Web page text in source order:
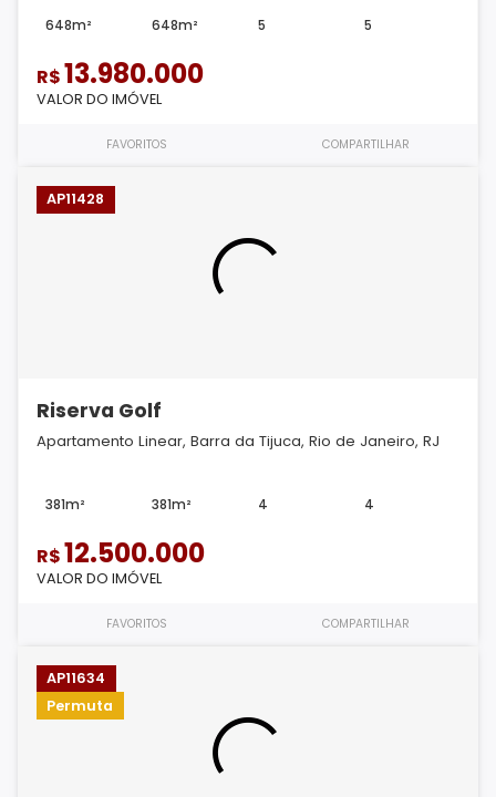
648m² 648m² 5 5
R$13.980.000
VALOR DO IMÓVEL
FAVORITOS COMPARTILHAR
AP11428
Riserva Golf
Apartamento Linear, Barra da Tijuca, Rio de Janeiro, RJ
381m² 381m² 4 4
R$12.500.000
VALOR DO IMÓVEL
FAVORITOS COMPARTILHAR
AP11634
Permuta